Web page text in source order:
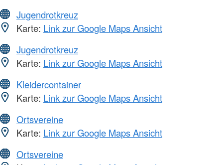
Jugendrotkreuz
Karte: Link zur Google Maps Ansicht
Jugendrotkreuz
Karte: Link zur Google Maps Ansicht
Kleidercontainer
Karte: Link zur Google Maps Ansicht
Ortsvereine
Karte: Link zur Google Maps Ansicht
Ortsvereine